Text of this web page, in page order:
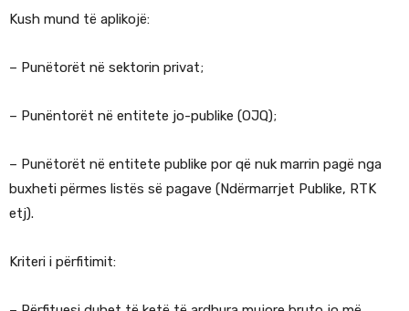
Kush mund të aplikojë:
– Punëtorët në sektorin privat;
– Punëntorët në entitete jo-publike (OJQ);
– Punëtorët në entitete publike por që nuk marrin pagë nga
buxheti përmes listës së pagave (Ndërmarrjet Publike, RTK
etj).
Kriteri i përfitimit: